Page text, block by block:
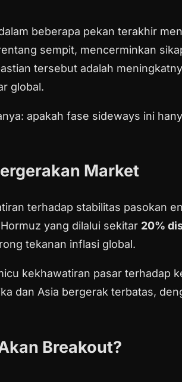
beberapa pekan terakhir
sempit, mencerminkan
tersebut adalah
global.
apakah fase sideways ini
Market
terhadap stabilitas pasokan
yang dilalui sekitar 20%
tekanan inflasi global.
kekhawatiran pasar terhadap
dan Asia bergerak terbatas,
Breakout?